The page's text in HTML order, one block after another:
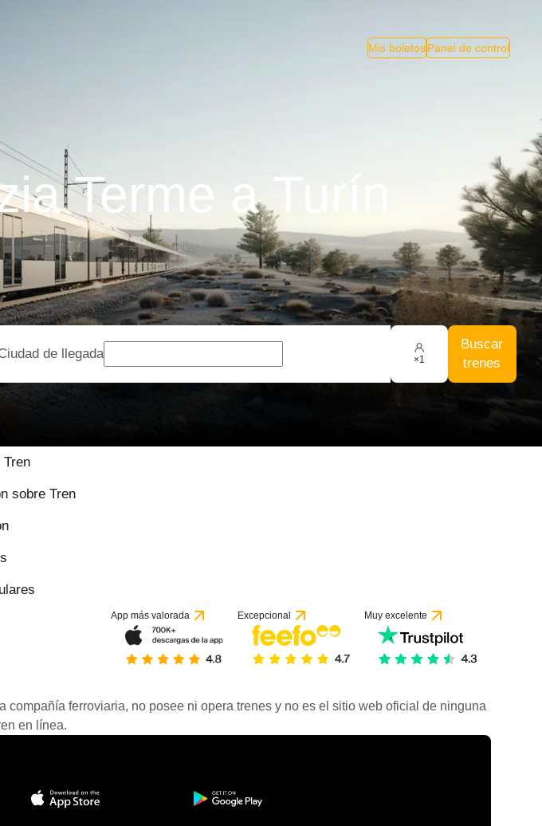
Mis boletosPanel de control
Terme a Turín
de llegada ×1
Buscar
trenes
Tren
sobre Tren
App más valorada Excepcional Muy excelente
ferroviaria, no posee ni opera trenes y no es el sitio web oficial de ninguna
en línea.